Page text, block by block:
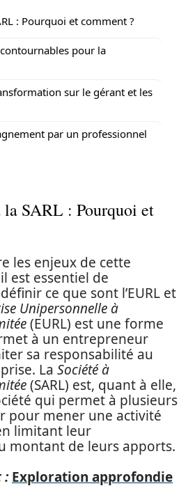
: Pourquoi et comment ?
pour la
sur le gérant et les
par un professionnel
SARL : Pourquoi et
les enjeux de cette
est essentiel de
ce que sont l’EURL et
Unipersonnelle à
(EURL) est une forme
à un entrepreneur
sa responsabilité au
La Société à
(SARL) est, quant à elle,
qui permet à plusieurs
pour mener une activité
limitant leur
montant de leurs apports.
: Exploration approfondie